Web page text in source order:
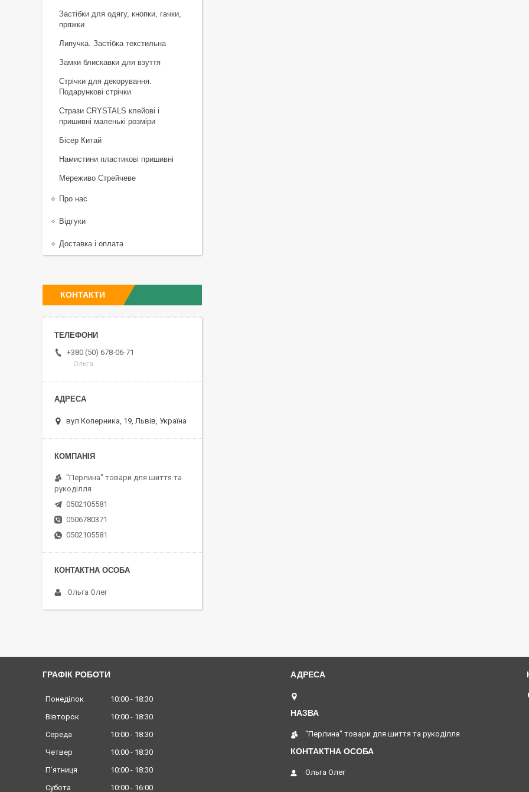
Застібки для одягу, кнопки, гачки,
пряжки
Липучка. Застібка текстильна
Замки блискавки для взуття
Стрічки для декорування.
Подарункові стрічки
Стрази CRYSTALS клейові і
пришивні маленькі розміри
Бісер Китай
Намистини пластикові пришивні
Мереживо Стрейчеве
Про нас
Відгуки
Доставка і оплата
КОНТАКТИ
+380 (50) 678-06-71
Ольга
вул Коперника, 19, Львів, Україна
"Перлина" товари для шиття та
рукоділля
0502105581
0506780371
0502105581
Ольга Олег
ГРАФІК РОБОТИ
Понеділок 10:00
18:30
Вівторок
10:00
18:30
Середа
10:00
18:30
Четвер
10:00
18:30
Пʼятниця
10:00
18:30
Субота
10:00 16:00
"Перлина" товари для шиття та рукоділля
Ольга Олег